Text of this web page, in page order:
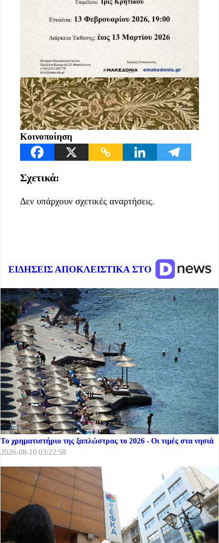
Κοινοποίηση
Σχετικά:
Δεν υπάρχουν σχετικές αναρτήσεις.
ΕΙΔΗΣΕΙΣ ΑΠΟΚΛΕΙΣΤΙΚΑ ΣΤΟ
Το χρηματιστήριο της ξαπλώστρας το 2026 - Οι τιμές στα νησιά
2026-08-10 03:22:58